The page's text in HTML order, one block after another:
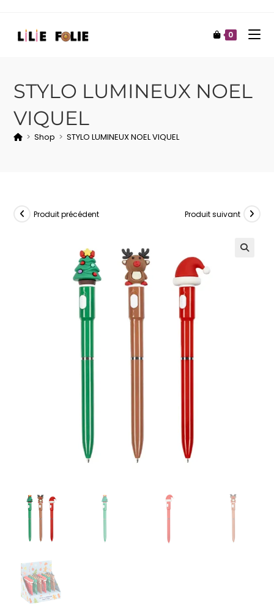
0
STYLO LUMINEUX NOEL
VIQUEL
> Shop > STYLO LUMINEUX NOEL VIQUEL
Produit précédent Produit suivant